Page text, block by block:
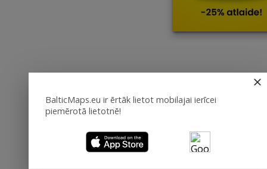
BalticMaps.eu ir ērtāk lietot mobilajai ierīcei
piemērotā lietotnē!